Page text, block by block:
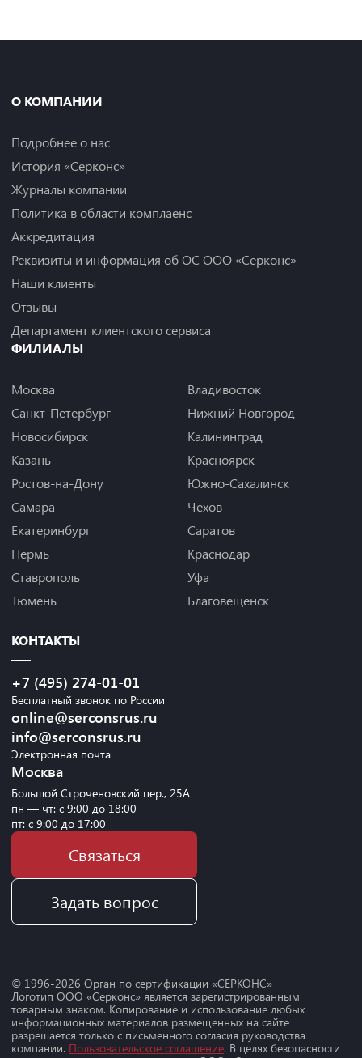
О КОМПАНИИ
Подробнее о нас
История «Серконс»
Журналы компании
Политика в области комплаенс
Аккредитация
Реквизиты и информация об ОС ООО «Серконс»
Наши клиенты
Отзывы
Департамент клиентского сервиса
ФИЛИАЛЫ
Москва
Санкт-Петербург
Новосибирск
Казань
Ростов-на-Дону
Самара
Екатеринбург
Пермь
Ставрополь
Тюмень
Владивосток
Нижний Новгород
Калининград
Красноярск
Южно-Сахалинск
Чехов
Саратов
Краснодар
Уфа
Благовещенск
КОНТАКТЫ
+7 (495) 274-01-01
Бесплатный звонок по России
online@serconsrus.ru
info@serconsrus.ru
Электронная почта
Москва
Большой Строченовский пер., 25А
пн — чт: с 9:00 до 18:00
пт: с 9:00 до 17:00
Связаться
Задать вопрос
© 1996-2026 Орган по сертификации «СЕРКОНС»
Логотип ООО «Серконс» является зарегистрированным
товарным знаком. Копирование и использование любых
информационных материалов размещенных на сайте
разрешается только с письменного согласия руководства
компании. Пользовательское соглашение. В целях безопасности